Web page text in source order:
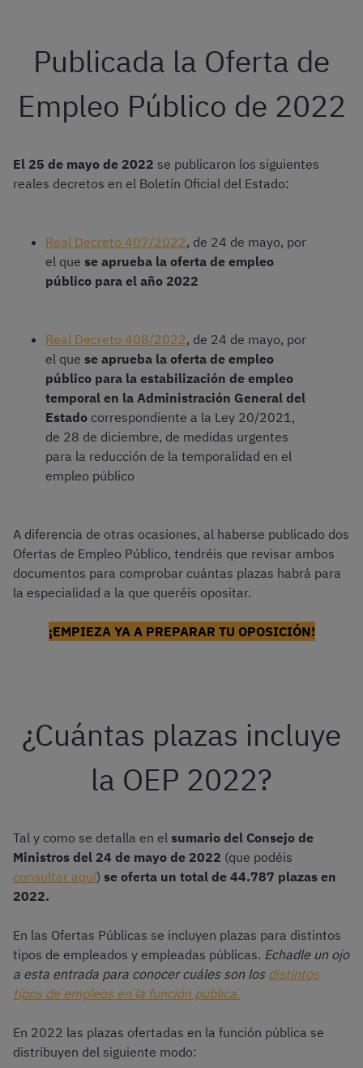
Publicada la Oferta de
Empleo Público de 2022
El 25 de mayo de 2022 se publicaron los siguientes
reales decretos en el Boletín Oficial del Estado:
Real Decreto 407/2022, de 24 de mayo, por
el que se aprueba la oferta de empleo
público para el año 2022
Real Decreto 408/2022, de 24 de mayo, por
el que se aprueba la oferta de empleo
público para la estabilización de empleo
temporal en la Administración General del
Estado correspondiente a la Ley 20/2021,
de 28 de diciembre, de medidas urgentes
para la reducción de la temporalidad en el
empleo público
A diferencia de otras ocasiones, al haberse publicado dos
Ofertas de Empleo Público, tendréis que revisar ambos
documentos para comprobar cuántas plazas habrá para
la especialidad a la que queréis opositar.
¡EMPIEZA YA A PREPARAR TU OPOSICIÓN!
¿Cuántas plazas incluye
la OEP 2022?
Tal y como se detalla en el sumario del Consejo de
Ministros del 24 de mayo de 2022 (que podéis
consultar aquí) se oferta un total de 44.787 plazas en
2022.
En las Ofertas Públicas se incluyen plazas para distintos
tipos de empleados y empleadas públicas. Echadle un ojo
a esta entrada para conocer cuáles son los distintos
tipos de empleos en la función pública.
En 2022 las plazas ofertadas en la función pública se
distribuyen del siguiente modo: